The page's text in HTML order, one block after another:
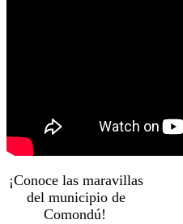
¡Conoce las maravillas
del municipio de
Comondú!